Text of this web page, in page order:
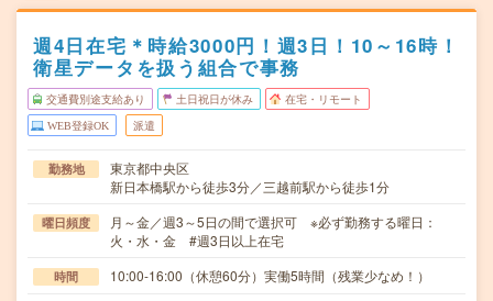
週4日在宅＊時給3000円！週3日！10～16時！
衛星データを扱う組合で事務
交通費別途支給あり 土日祝日が休み 在宅・リモート
WEB登録OK 派遣
勤務地
東京都中央区
新日本橋駅から徒歩3分／三越前駅から徒歩1分
曜日頻度
月～金／週3～5日の間で選択可 ※必ず勤務する曜日：
火・水・金 #週3日以上在宅
時間 10:00-16:00（休憩60分）実働5時間（残業少なめ！）